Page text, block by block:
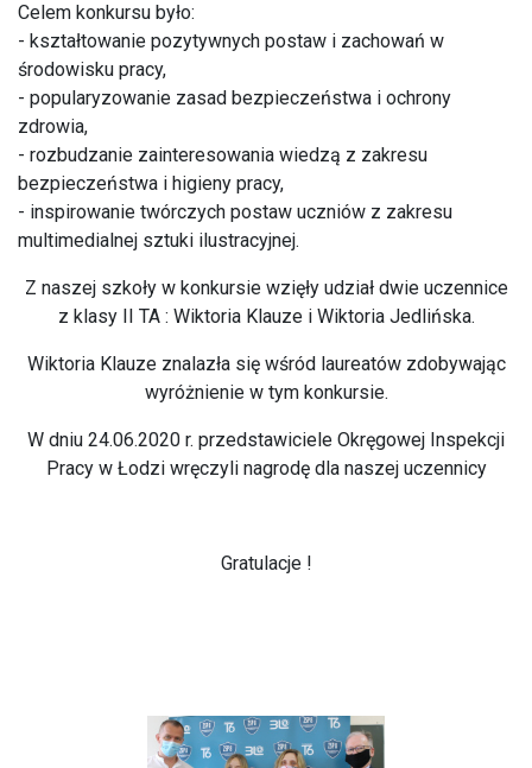
Celem konkursu było:
- kształtowanie pozytywnych postaw i zachowań w
środowisku pracy,
- popularyzowanie zasad bezpieczeństwa i ochrony
zdrowia,
- rozbudzanie zainteresowania wiedzą z zakresu
bezpieczeństwa i higieny pracy,
- inspirowanie twórczych postaw uczniów z zakresu
multimedialnej sztuki ilustracyjnej.
Z naszej szkoły w konkursie wzięły udział dwie uczennice
z klasy II TA : Wiktoria Klauze i Wiktoria Jedlińska.
Wiktoria Klauze znalazła się wśród laureatów zdobywając
wyróżnienie w tym konkursie.
W dniu 24.06.2020 r. przedstawiciele Okręgowej Inspekcji
Pracy w Łodzi wręczyli nagrodę dla naszej uczennicy
Gratulacje !